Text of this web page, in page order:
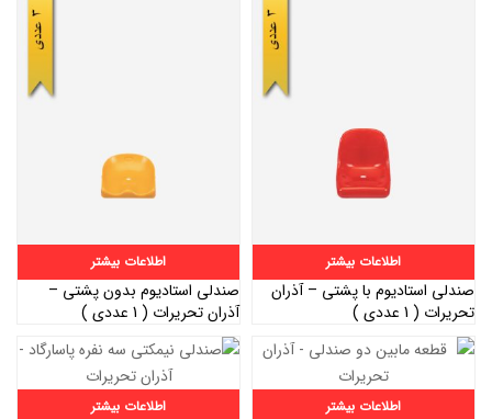
اطلاعات بیشتر
صندلی استادیوم با پشتی – آذران
تحریرات ( 1 عددی )
اطلاعات بیشتر
صندلی استادیوم بدون پشتی –
آذران تحریرات ( 1 عددی )
اطلاعات بیشتر اطلاعات بیشتر